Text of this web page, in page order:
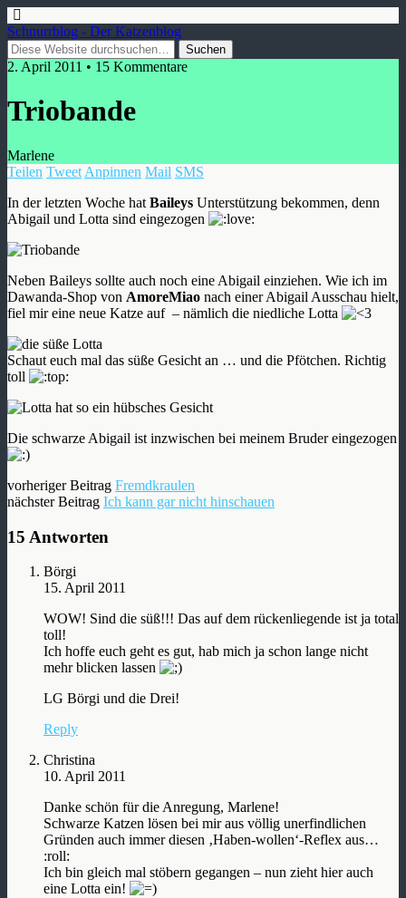
Schnurrblog - Der Katzenblog
2. April 2011 • 15 Kommentare
Triobande
Marlene
Teilen Tweet Anpinnen Mail SMS
In der letzten Woche hat Baileys Unterstützung bekommen, denn
Abigail und Lotta sind eingezogen
Neben Baileys sollte auch noch eine Abigail einziehen. Wie ich im
Dawanda-Shop von AmoreMiao nach einer Abigail Ausschau hielt,
fiel mir eine neue Katze auf – nämlich die niedliche Lotta
Schaut euch mal das süße Gesicht an … und die Pfötchen. Richtig
toll
Die schwarze Abigail ist inzwischen bei meinem Bruder eingezogen
vorheriger Beitrag Fremdkraulen
nächster Beitrag Ich kann gar nicht hinschauen
15 Antworten
Börgi
15. April 2011
WOW! Sind die süß!!! Das auf dem rückenliegende ist ja total
toll!
Ich hoffe euch geht es gut, hab mich ja schon lange nicht
mehr blicken lassen
LG Börgi und die Drei!
Reply
Christina
10. April 2011
Danke schön für die Anregung, Marlene!
Schwarze Katzen lösen bei mir aus völlig unerfindlichen
Gründen auch immer diesen ‚Haben-wollen‘-Reflex aus…
:roll:
Ich bin gleich mal stöbern gegangen – nun zieht hier auch
eine Lotta ein!